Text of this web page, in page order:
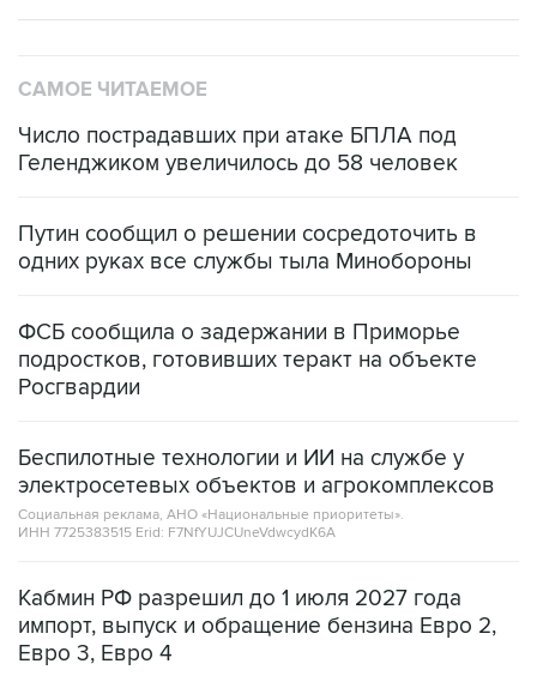
САМОЕ ЧИТАЕМОЕ
Число пострадавших при атаке БПЛА под
Геленджиком увеличилось до 58 человек
Путин сообщил о решении сосредоточить в
одних руках все службы тыла Минобороны
ФСБ сообщила о задержании в Приморье
подростков, готовивших теракт на объекте
Росгвардии
Беспилотные технологии и ИИ на службе у
электросетевых объектов и агрокомплексов
Социальная реклама, АНО «Национальные приоритеты».
ИНН 7725383515 Erid: F7NfYUJCUneVdwcydK6A
Кабмин РФ разрешил до 1 июля 2027 года
импорт, выпуск и обращение бензина Евро 2,
Евро 3, Евро 4